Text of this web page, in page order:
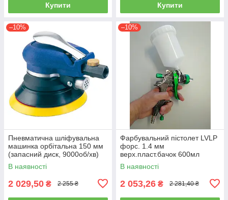
Купити Купити
–10%
Пневматична шліфувальна
машинка орбітальна 150 мм
(запасний диск, 9000об/хв)
AIRKRAFT AT-980-6V
В наявності
2 029,50 ₴ 2 255 ₴
–10%
Фарбувальний пістолет LVLP
форс. 1.4 мм
верх.пласт.бачок 600мл
AUARITA L-897-1.4
В наявності
2 053,26 ₴ 2 281,40 ₴